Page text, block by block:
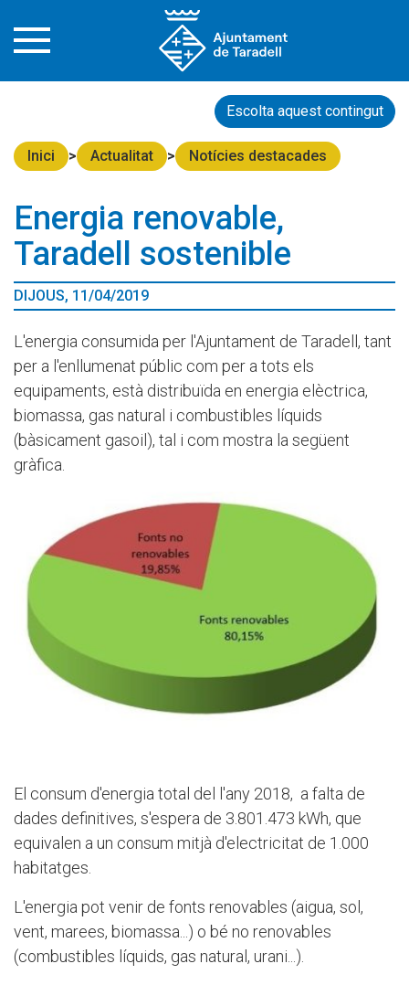
Escolta aquest contingut
Inici Actualitat Notícies destacades
Energia renovable,
Taradell sostenible
DIJOUS, 11/04/2019
L'energia consumida per l'Ajuntament de Taradell, tant
per a l'enllumenat públic com per a tots els
equipaments, està distribuïda en energia elèctrica,
biomassa, gas natural i combustibles líquids
(bàsicament gasoil), tal i com mostra la següent
gràfica.
El consum d'energia total del l'any 2018, a falta de
dades definitives, s'espera de 3.801.473 kWh, que
equivalen a un consum mitjà d'electricitat de 1.000
habitatges.
L'energia pot venir de fonts renovables (aigua, sol,
vent, marees, biomassa...) o bé no renovables
(combustibles líquids, gas natural, urani...).